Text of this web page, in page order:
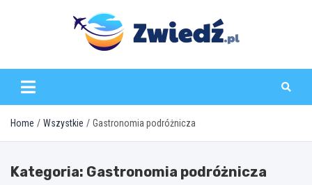
zwiedz.pl
Home Wszystkie Gastronomia podróżnicza
Kategoria: Gastronomia podróżnicza